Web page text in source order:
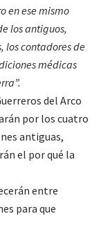
en ese mismo
los antiguos,
los contadores de
médicas
del Arco
por los cuatro
antiguas,
el por qué la
entre
para que